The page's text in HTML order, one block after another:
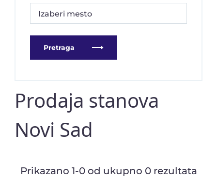
Izaberi mesto
Pretraga
Prodaja stanova
Novi Sad
Prikazano 1-0 od ukupno 0 rezultata